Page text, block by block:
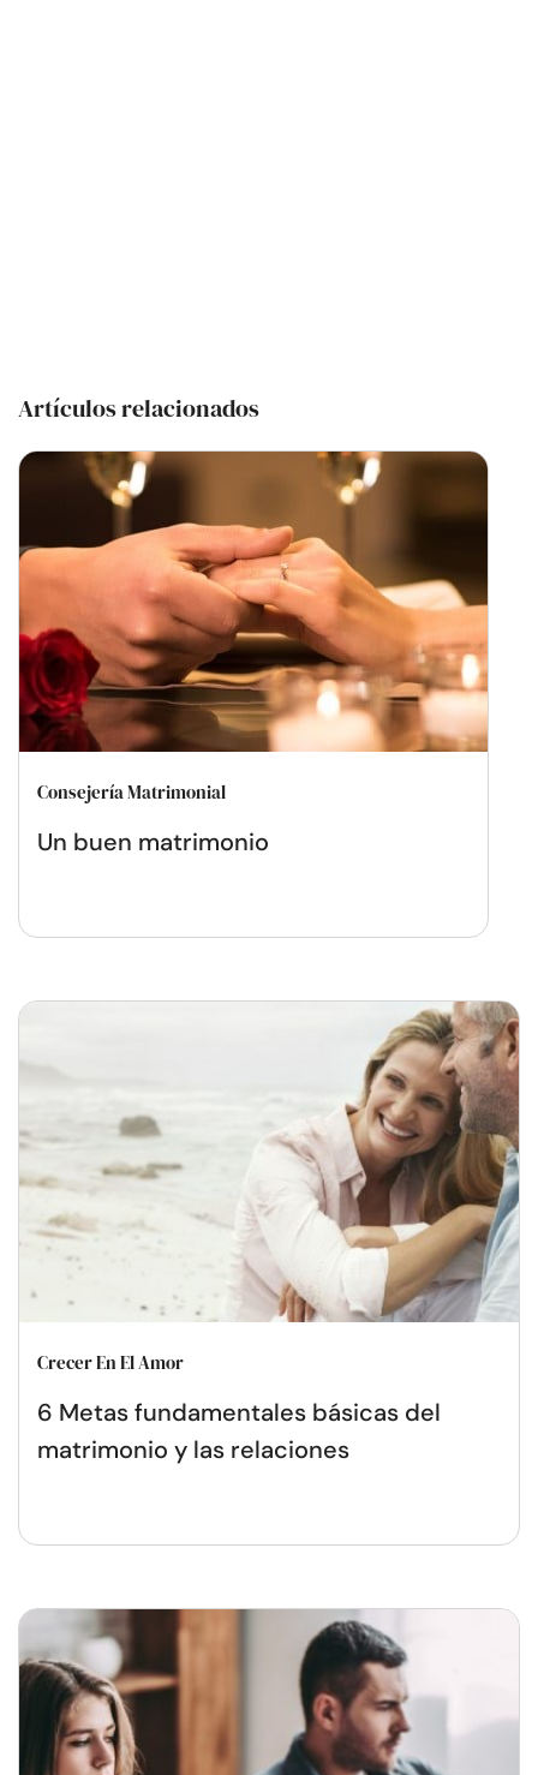
Artículos relacionados
Consejería Matrimonial
Un buen matrimonio
Crecer En El Amor
6 Metas fundamentales básicas del
matrimonio y las relaciones